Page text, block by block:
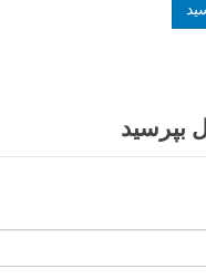
بپرسید